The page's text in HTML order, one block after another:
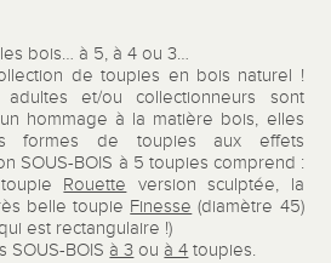
bois… à 5, à 4 ou 3…
de toupies en bois naturel !
et/ou collectionneurs sont
hommage à la matière bois, elles
formes de toupies aux effets
SOUS-BOIS à 5 toupies comprend :
Rouette version sculptée, la
belle toupie Finesse (diamètre 45)
est rectangulaire !)
SOUS-BOIS à 3 ou à 4 toupies.